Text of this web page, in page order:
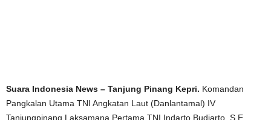
Suara Indonesia News – Tanjung Pinang Kepri. Komandan
Pangkalan Utama TNI Angkatan Laut (Danlantamal) IV
Tanjungpinang Laksamana Pertama TNI Indarto Budiarto, S.E.,